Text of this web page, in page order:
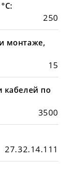
250
монтаже,
15
кабелей по
3500
27.32.14.111